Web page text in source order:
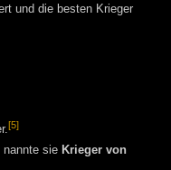
und die besten Krieger
[5]
nannte sie Krieger von